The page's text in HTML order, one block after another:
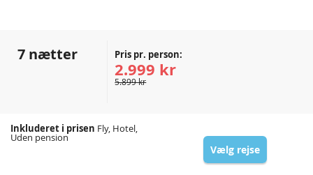
7 nætter Pris pr. person:
2.999 kr
5.899 kr
Inkluderet i prisen Fly, Hotel,
Uden pension
Vælg rejse